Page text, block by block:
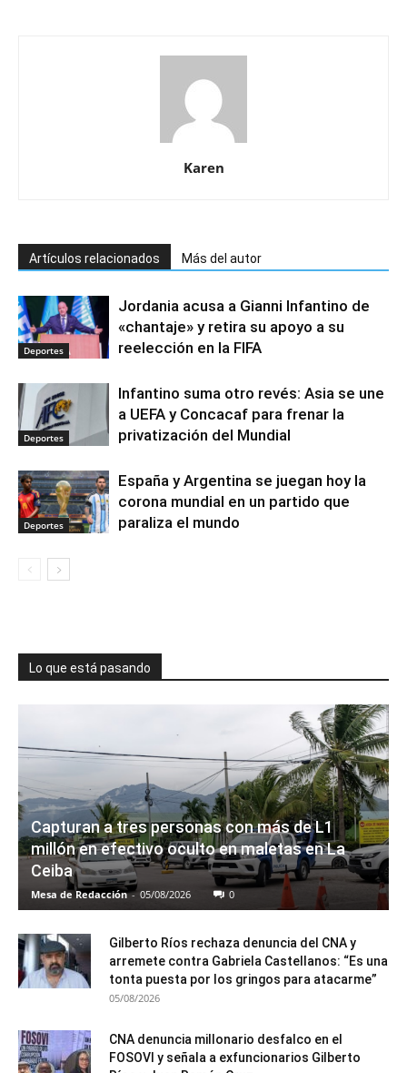
Karen
Artículos relacionados Más del autor
Deportes
Jordania acusa a Gianni Infantino de
«chantaje» y retira su apoyo a su
reelección en la FIFA
Deportes
Infantino suma otro revés: Asia se une
a UEFA y Concacaf para frenar la
privatización del Mundial
Deportes
España y Argentina se juegan hoy la
corona mundial en un partido que
paraliza el mundo
Lo que está pasando
Capturan a tres personas con más de L1
millón en efectivo oculto en maletas en La
Ceiba
Mesa de Redacción - 05/08/2026 0
Gilberto Ríos rechaza denuncia del CNA y
arremete contra Gabriela Castellanos: “Es una
tonta puesta por los gringos para atacarme”
05/08/2026
CNA denuncia millonario desfalco en el
FOSOVI y señala a exfuncionarios Gilberto